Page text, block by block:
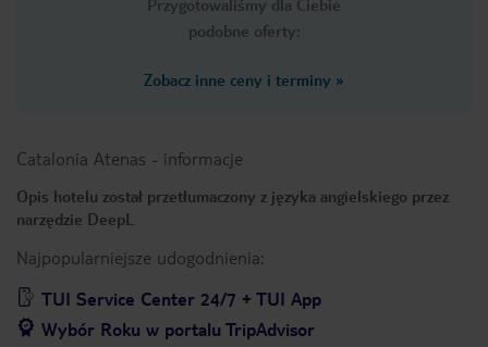
Przygotowaliśmy dla Ciebie
podobne oferty:
Zobacz inne ceny i terminy »
Catalonia Atenas - informacje
Opis hotelu został przetłumaczony z języka angielskiego przez
narzędzie DeepL
Najpopularniejsze udogodnienia:
TUI Service Center 24/7 + TUI App
Wybór Roku w portalu TripAdvisor